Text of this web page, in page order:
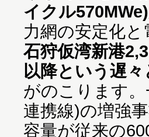
イクル
力網の安定化
石狩仮湾新港
以降という遅
がのこります
連携線)の増強
容量が従来の